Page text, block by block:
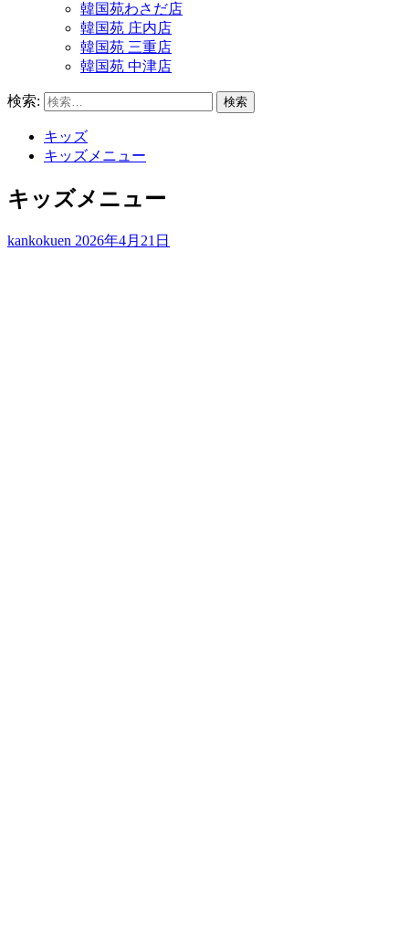
韓国苑わさだ店
韓国苑 庄内店
韓国苑 三重店
韓国苑 中津店
検索:
キッズ
キッズメニュー
キッズメニュー
kankokuen 2026年4月21日